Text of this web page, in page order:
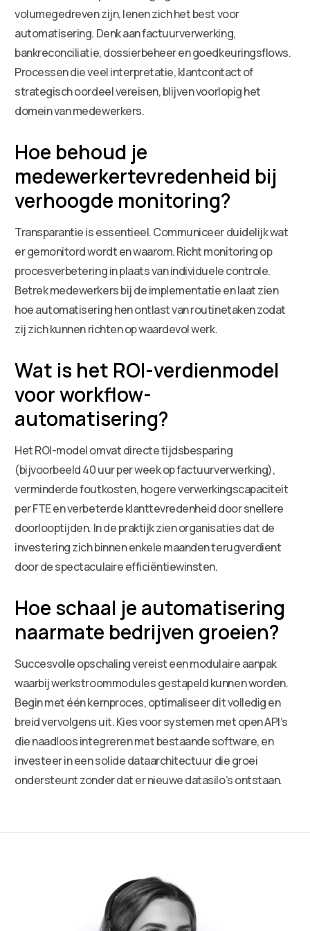
volumegedreven zijn, lenen zich het best voor
automatisering. Denk aan factuurverwerking,
bankreconciliatie, dossierbeheer en goedkeuringsflows.
Processen die veel interpretatie, klantcontact of
strategisch oordeel vereisen, blijven voorlopig het
domein van medewerkers.
Hoe behoud je
medewerkertevredenheid bij
verhoogde monitoring?
Transparantie is essentieel. Communiceer duidelijk wat
er gemonitord wordt en waarom. Richt monitoring op
procesverbetering in plaats van individuele controle.
Betrek medewerkers bij de implementatie en laat zien
hoe automatisering hen ontlast van routinetaken zodat
zij zich kunnen richten op waardevol werk.
Wat is het ROI-verdienmodel
voor workflow-
automatisering?
Het ROI-model omvat directe tijdsbesparing
(bijvoorbeeld 40 uur per week op factuurverwerking),
verminderde foutkosten, hogere verwerkingscapaciteit
per FTE en verbeterde klanttevredenheid door snellere
doorlooptijden. In de praktijk zien organisaties dat de
investering zich binnen enkele maanden terugverdient
door de spectaculaire efficiëntiewinsten.
Hoe schaal je automatisering
naarmate bedrijven groeien?
Succesvolle opschaling vereist een modulaire aanpak
waarbij werkstroommodules gestapeld kunnen worden.
Begin met één kernproces, optimaliseer dit volledig en
breid vervolgens uit. Kies voor systemen met open API’s
die naadloos integreren met bestaande software, en
investeer in een solide dataarchitectuur die groei
ondersteunt zonder dat er nieuwe datasilo’s ontstaan.